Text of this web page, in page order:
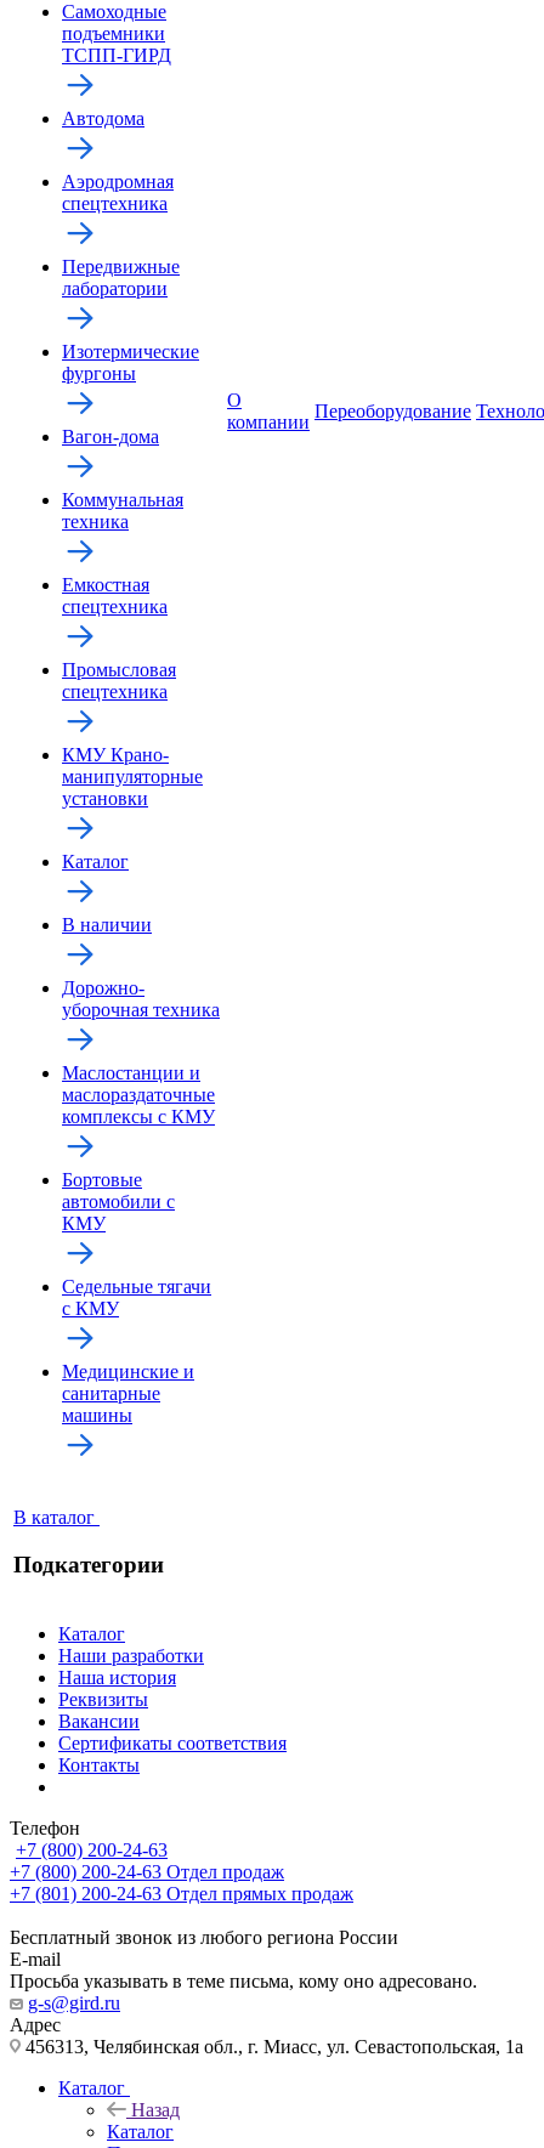
Самоходные
подъемники
ТСПП-ГИРД
Автодома
Аэродромная
спецтехника
Передвижные
лаборатории
Изотермические
фургоны
Вагон-дома
Коммунальная
техника
Емкостная
спецтехника
Промысловая
спецтехника
КМУ Крано-
манипуляторные
установки
Каталог
В наличии
Дорожно-
уборочная техника
Маслостанции и
маслораздаточные
комплексы с КМУ
Бортовые
автомобили с
КМУ
Седельные тягачи
с КМУ
Медицинские и
санитарные
машины
В каталог
Подкатегории
О
компании
Переоборудование
Каталог
Наши разработки
Наша история
Реквизиты
Вакансии
Сертификаты соответствия
Контакты
Телефон
+7 (800) 200-24-63
+7 (800) 200-24-63 Отдел продаж
+7 (801) 200-24-63 Отдел прямых продаж
Бесплатный звонок из любого региона России
E-mail
Просьба указывать в теме письма, кому оно адресовано.
g-s@gird.ru
Адрес
456313, Челябинская обл., г. Миасс, ул. Севастопольская, 1а
Каталог
Назад
Каталог